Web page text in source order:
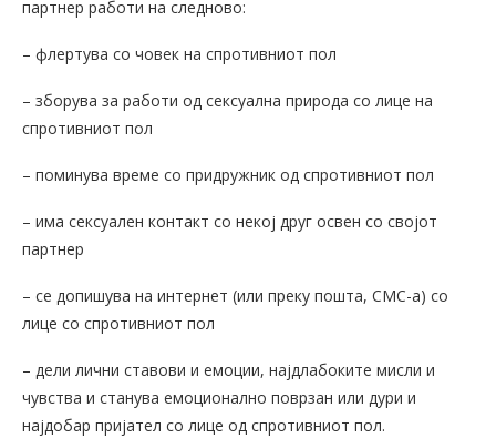
партнер работи на следново:
– флертува со човек на спротивниот пол
– зборува за работи од сексуална природа со лице на
спротивниот пол
– поминува време со придружник од спротивниот пол
– има сексуален контакт со некој друг освен со својот
партнер
– се допишува на интернет (или преку пошта, СМС-а) со
лице со спротивниот пол
– дели лични ставови и емоции, најдлабоките мисли и
чувства и станува емоционално поврзан или дури и
најдобар пријател со лице од спротивниот пол.